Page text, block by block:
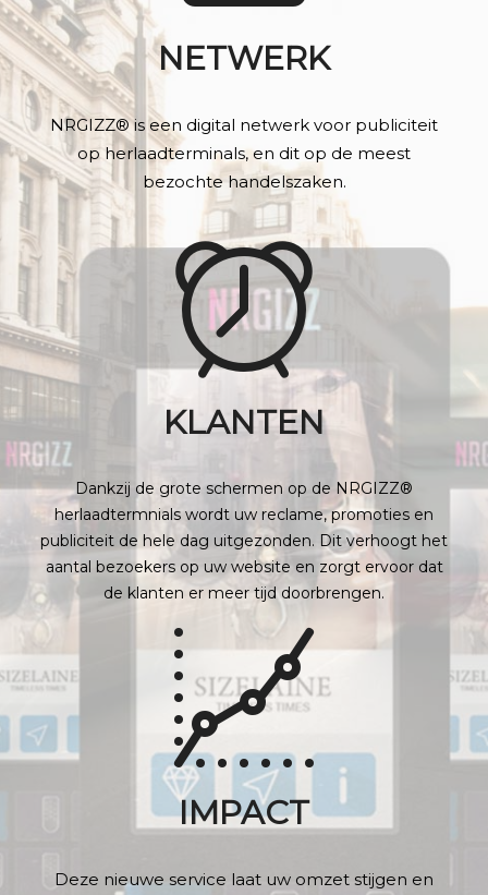
NETWERK
NRGIZZ® is een digital netwerk voor publiciteit
op herlaadterminals, en dit op de meest
bezochte handelszaken.
KLANTEN
Dankzij de grote schermen op de NRGIZZ®
herlaadtermnials wordt uw reclame, promoties en
publiciteit de hele dag uitgezonden. Dit verhoogt het
aantal bezoekers op uw website en zorgt ervoor dat
de klanten er meer tijd doorbrengen.
IMPACT
Deze nieuwe service laat uw omzet stijgen en